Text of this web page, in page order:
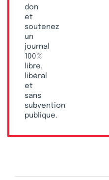
don
et
soutenez
un
journal
100 %
libre,
libéral
et
sans
subvention
publique.